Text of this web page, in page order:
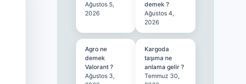
Ağustos 5,
2026
demek ?
Ağustos 4,
2026
Agro ne
demek
Valorant ?
Ağustos 3,
Kargoda
taşıma ne
anlama gelir ?
Temmuz 30,